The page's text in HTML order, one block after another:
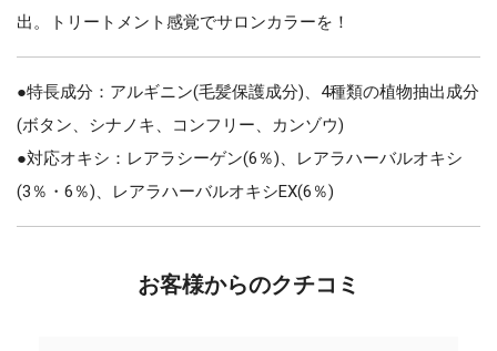
出。トリートメント感覚でサロンカラーを！
●特長成分：アルギニン(毛髪保護成分)、4種類の植物抽出成分
(ボタン、シナノキ、コンフリー、カンゾウ)
●対応オキシ：レアラシーゲン(6％)、レアラハーバルオキシ
(3％・6％)、レアラハーバルオキシEX(6％)
お客様からのクチコミ